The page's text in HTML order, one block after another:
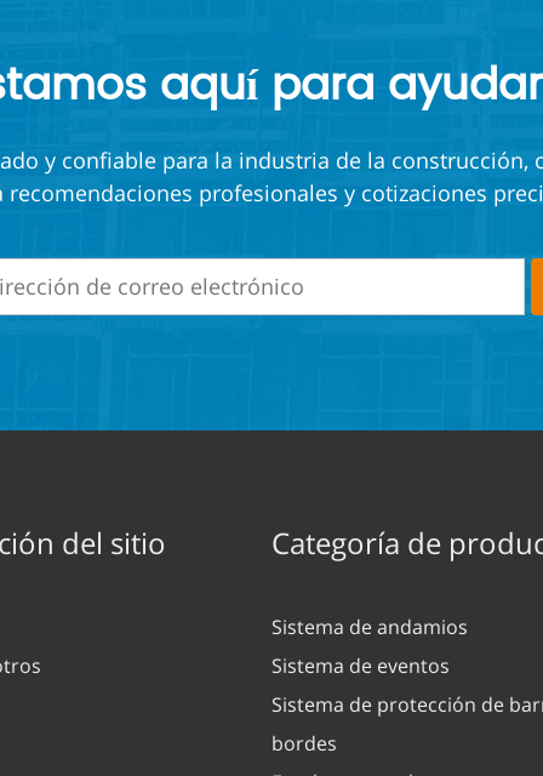
aquí para ayudar
y confiable para la industria de la construcción,
recomendaciones profesionales y cotizaciones
del sitio Categoría de
Sistema de andamios
Sistema de eventos
Sistema de protección de
bordes